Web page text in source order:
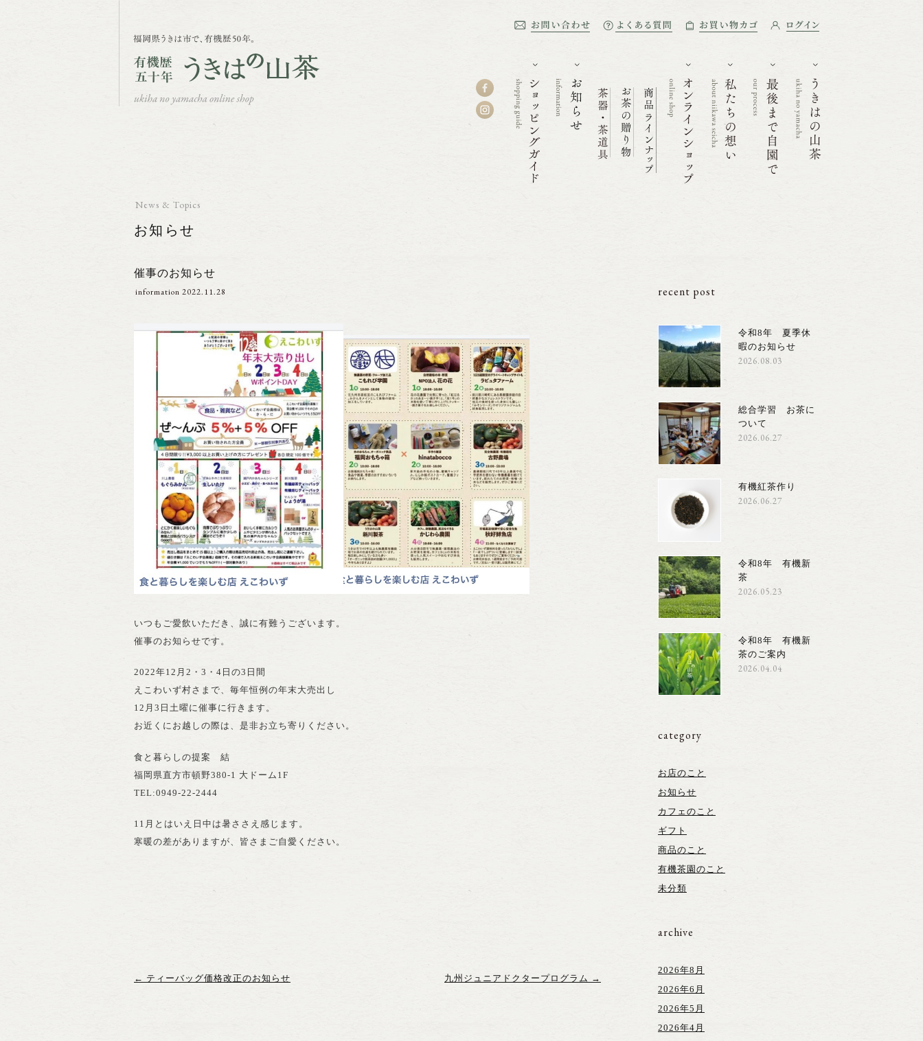
News & Topics
お知らせ
催事のお知らせ
information 2022.11.28
いつもご愛飲いただき、誠に有難うございます。
催事のお知らせです。
2022年12月2・3・4日の3日間
えこわいず村さまで、毎年恒例の年末大売出し
12月3日土曜に催事に行きます。
お近くにお越しの際は、是非お立ち寄りください。
食と暮らしの提案 結
福岡県直方市頓野380-1 大ドーム1F
TEL:0949-22-2444
11月とはいえ日中は暑ささえ感じます。
寒暖の差がありますが、皆さまご自愛ください。
← ティーバッグ価格改正のお知らせ 九州ジュニアドクタープログラム →
recent post
令和8年 夏季休
暇のお知らせ
2026.08.03
総合学習 お茶に
ついて
2026.06.27
有機紅茶作り
2026.06.27
令和8年 有機新
茶
2026.05.23
令和8年 有機新
茶のご案内
2026.04.04
category
お店のこと
お知らせ
カフェのこと
ギフト
商品のこと
有機茶園のこと
未分類
archive
2026年8月
2026年6月
2026年5月
2026年4月